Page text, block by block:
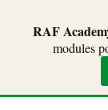
RAF
modules